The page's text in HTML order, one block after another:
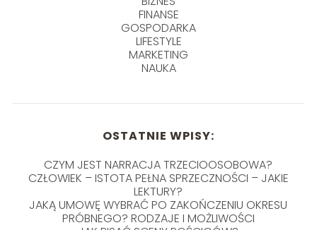
FINANSE
GOSPODARKA
LIFESTYLE
MARKETING
NAUKA
OSTATNIE WPISY:
CZYM JEST NARRACJA TRZECIOOSOBOWA?
CZŁOWIEK – ISTOTA PEŁNA SPRZECZNOŚCI – JAKIE
LEKTURY?
JAKĄ UMOWĘ WYBRAĆ PO ZAKOŃCZENIU OKRESU
PRÓBNEGO? RODZAJE I MOŻLIWOŚCI